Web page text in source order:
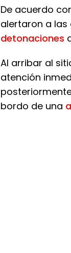
De acuerdo
alertaron a
detonaciones
Al arribar al
atención
bordo de una